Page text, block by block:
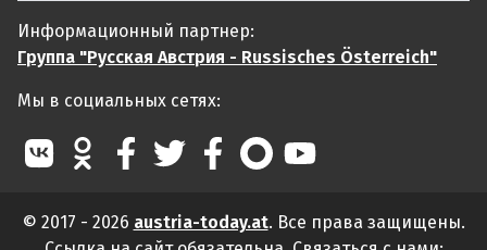
Информационный партнер:
Группа "Русская Австрия - Russisches Österreich"
Мы в социальных сетях:
© 2017 - 2026 austria-today.at. Все права защищены.